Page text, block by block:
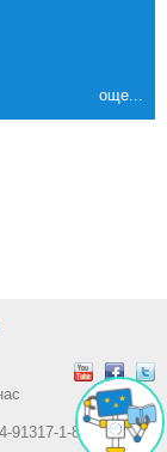
още...
91317-1-8